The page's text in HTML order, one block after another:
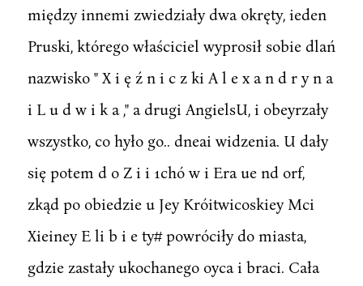
między innemi zwiedziały dwa okręty, ieden
Pruski, którego właściciel wyprosił sobie dlań
nazwisko " X i ę ź n i c z ki A l e x a n d r y n a
i L u d w i k a ," a drugi AngielsU, i obeyrzały
wszystko, co hyło go.. dneai widzenia. U dały
się potem d o Z i i 1chó w i Era ue nd orf,
zkąd po obiedzie u Jey Króitwicoskiey Mci
Xieiney E li b i e ty# powróciły do miasta,
gdzie zastały ukochanego oyca i braci. Cała